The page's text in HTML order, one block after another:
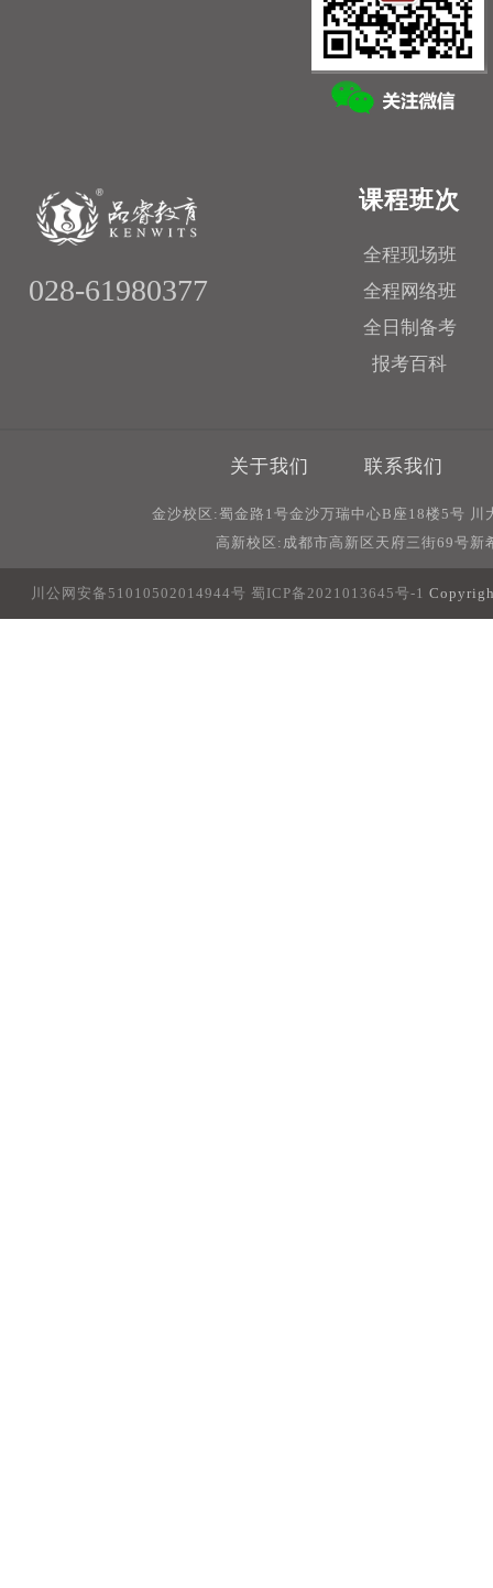
028-61980377
课程班次
全程现场班
全程网络班
全日制备考
报考百科
关于我们 联系我们
金沙校区:蜀金路1号金沙万瑞中心B座18楼5号
高新校区:成都市高新区天府三街69号
川公网安备51010502014944号 蜀ICP备2021013645号-1